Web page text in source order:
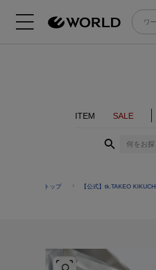
ITEM SALE
トップ 【公式】tk.TAKEO